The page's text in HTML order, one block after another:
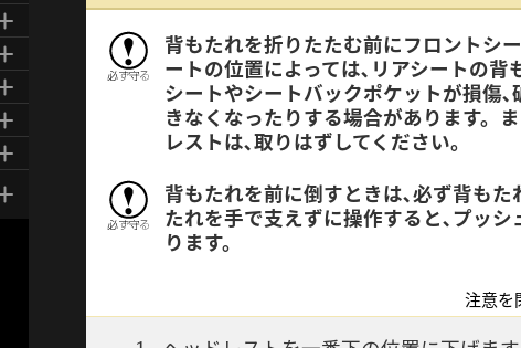
背もたれを折りたたむ前にフロントシ
ートの位置によっては､リアシートの
シートやシートバックポケットが損傷
きなくなったりする場合があります。
レストは､取りはずしてください。
背もたれを前に倒すときは､必ず背も
たれを手で支えずに操作すると､プッ
ります。
注意を